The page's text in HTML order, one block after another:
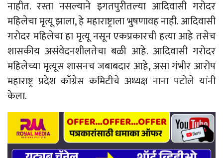
नाहीत. रस्ता नसल्याने इगतपुरीतल्या आदिवासी गरोदर
महिलेचा मृत्यू झाला, हे महाराष्ट्राला भुषणावह नाही. आदिवासी
गरोदर महिलेचा हा मृत्यू नसून एकप्रकारची हत्या आहे तसेच
शासकीय असंवेदनशीलतेचा बळी आहे. आदिवासी गरोदर
महिलेच्या मृत्यूस शासनच जबाबदार आहे, असा गंभीर आरोप
महाराष्ट्र प्रदेश काँग्रेस कमिटीचे अध्यक्ष नाना पटोले यांनी
केला.